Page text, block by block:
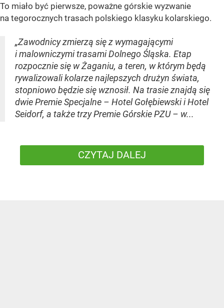
To miało być pierwsze, poważne górskie wyzwanie
na tegorocznych trasach polskiego klasyku kolarskiego.
„Zawodnicy zmierzą się z wymagającymi
i malowniczymi trasami Dolnego Śląska. Etap
rozpocznie się w Żaganiu, a teren, w którym będą
rywalizowali kolarze najlepszych drużyn świata,
stopniowo będzie się wznosił. Na trasie znajdą się
dwie Premie Specjalne – Hotel Gołębiewski i Hotel
Seidorf, a także trzy Premie Górskie PZU – w...
CZYTAJ DALEJ